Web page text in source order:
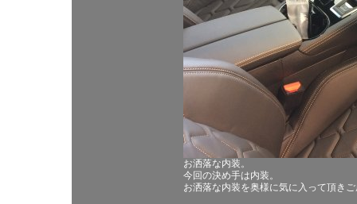
お洒落な内装。
今回の決め手は内装。
お洒落な内装を奥様に気に入って頂き